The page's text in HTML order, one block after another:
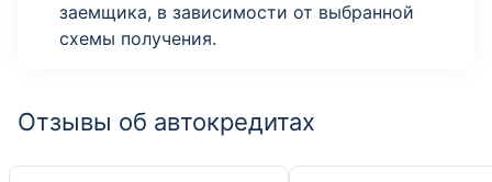
заемщика, в зависимости от выбранной
схемы получения.
Отзывы об автокредитах